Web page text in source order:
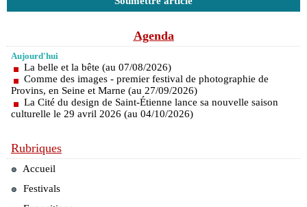
Agenda
Aujourd'hui
La belle et la bête (au 07/08/2026)
Comme des images - premier festival de photographie de
Provins, en Seine et Marne (au 27/09/2026)
La Cité du design de Saint-Étienne lance sa nouvelle saison
culturelle le 29 avril 2026 (au 04/10/2026)
Rubriques
Accueil
Festivals